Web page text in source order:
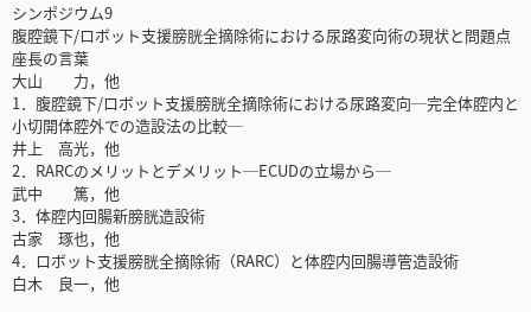
シンポジウム9
腹腔鏡下/ロボット支援膀胱全摘除術における尿路変向術の現状と問題点
座長の言葉
大山 力，他
1．腹腔鏡下/ロボット支援膀胱全摘除術における尿路変向─完全体腔内と
小切開体腔外での造設法の比較─
井上 高光，他
2．RARCのメリットとデメリット─ECUDの立場から─
武中 篤，他
3．体腔内回腸新膀胱造設術
古家 琢也，他
4．ロボット支援膀胱全摘除術（RARC）と体腔内回腸導管造設術
白木 良一，他